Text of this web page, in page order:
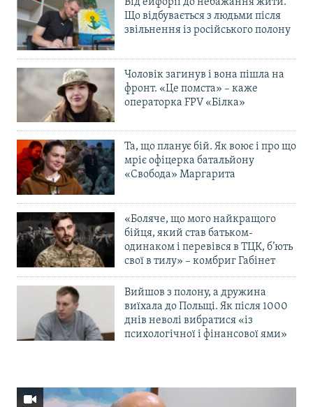
Що відбувається з людьми після
звільнення із російського полону
Чоловік загинув і вона пішла на
фронт. «Це помста» – каже
операторка FPV «Білка»
Та, що планує бій. Як воює і про що
мріє офіцерка батальйону
«Свобода» Маргарита
«Боляче, що мого найкращого
бійця, який став батьком-
одинаком і перевівся в ТЦК, б’ють
свої в тилу» – комбриг Габінет
Вийшов з полону, а дружина
виїхала до Польщі. Як після 1000
днів неволі вибратися «із
психологічної і фінансової ями»